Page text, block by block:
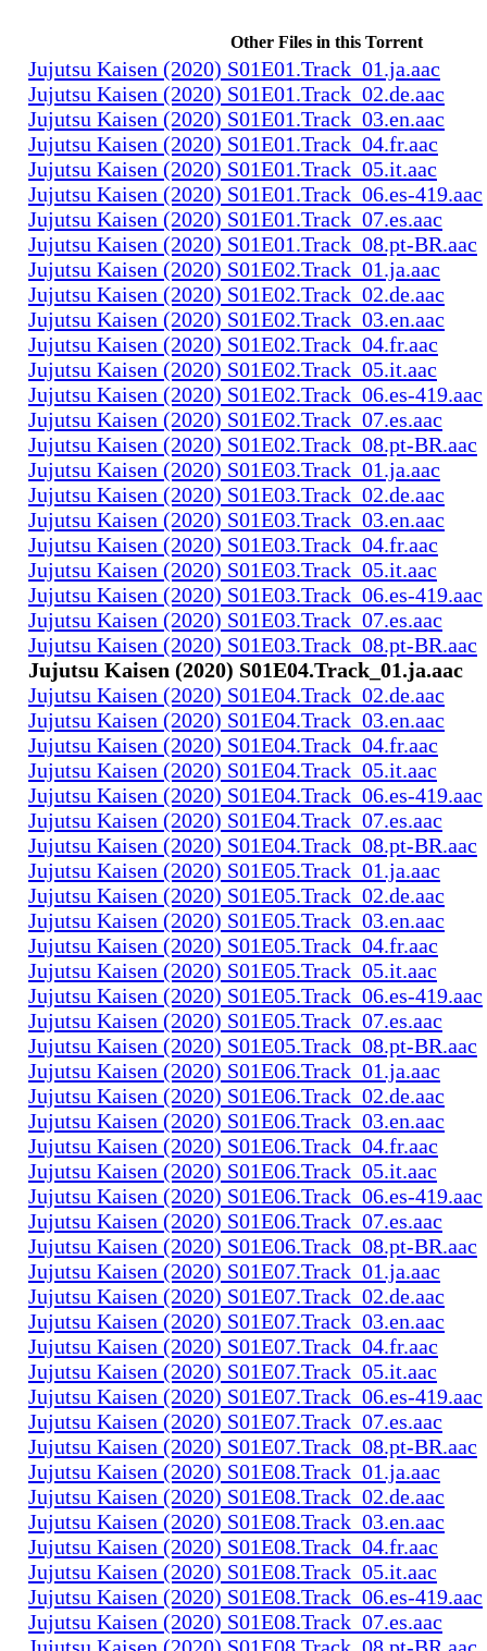
Other Files in this Torrent
Jujutsu Kaisen (2020) S01E01.Track_01.ja.aac
Jujutsu Kaisen (2020) S01E01.Track_02.de.aac
Jujutsu Kaisen (2020) S01E01.Track_03.en.aac
Jujutsu Kaisen (2020) S01E01.Track_04.fr.aac
Jujutsu Kaisen (2020) S01E01.Track_05.it.aac
Jujutsu Kaisen (2020) S01E01.Track_06.es-419.aac
Jujutsu Kaisen (2020) S01E01.Track_07.es.aac
Jujutsu Kaisen (2020) S01E01.Track_08.pt-BR.aac
Jujutsu Kaisen (2020) S01E02.Track_01.ja.aac
Jujutsu Kaisen (2020) S01E02.Track_02.de.aac
Jujutsu Kaisen (2020) S01E02.Track_03.en.aac
Jujutsu Kaisen (2020) S01E02.Track_04.fr.aac
Jujutsu Kaisen (2020) S01E02.Track_05.it.aac
Jujutsu Kaisen (2020) S01E02.Track_06.es-419.aac
Jujutsu Kaisen (2020) S01E02.Track_07.es.aac
Jujutsu Kaisen (2020) S01E02.Track_08.pt-BR.aac
Jujutsu Kaisen (2020) S01E03.Track_01.ja.aac
Jujutsu Kaisen (2020) S01E03.Track_02.de.aac
Jujutsu Kaisen (2020) S01E03.Track_03.en.aac
Jujutsu Kaisen (2020) S01E03.Track_04.fr.aac
Jujutsu Kaisen (2020) S01E03.Track_05.it.aac
Jujutsu Kaisen (2020) S01E03.Track_06.es-419.aac
Jujutsu Kaisen (2020) S01E03.Track_07.es.aac
Jujutsu Kaisen (2020) S01E03.Track_08.pt-BR.aac
Jujutsu Kaisen (2020) S01E04.Track_01.ja.aac
Jujutsu Kaisen (2020) S01E04.Track_02.de.aac
Jujutsu Kaisen (2020) S01E04.Track_03.en.aac
Jujutsu Kaisen (2020) S01E04.Track_04.fr.aac
Jujutsu Kaisen (2020) S01E04.Track_05.it.aac
Jujutsu Kaisen (2020) S01E04.Track_06.es-419.aac
Jujutsu Kaisen (2020) S01E04.Track_07.es.aac
Jujutsu Kaisen (2020) S01E04.Track_08.pt-BR.aac
Jujutsu Kaisen (2020) S01E05.Track_01.ja.aac
Jujutsu Kaisen (2020) S01E05.Track_02.de.aac
Jujutsu Kaisen (2020) S01E05.Track_03.en.aac
Jujutsu Kaisen (2020) S01E05.Track_04.fr.aac
Jujutsu Kaisen (2020) S01E05.Track_05.it.aac
Jujutsu Kaisen (2020) S01E05.Track_06.es-419.aac
Jujutsu Kaisen (2020) S01E05.Track_07.es.aac
Jujutsu Kaisen (2020) S01E05.Track_08.pt-BR.aac
Jujutsu Kaisen (2020) S01E06.Track_01.ja.aac
Jujutsu Kaisen (2020) S01E06.Track_02.de.aac
Jujutsu Kaisen (2020) S01E06.Track_03.en.aac
Jujutsu Kaisen (2020) S01E06.Track_04.fr.aac
Jujutsu Kaisen (2020) S01E06.Track_05.it.aac
Jujutsu Kaisen (2020) S01E06.Track_06.es-419.aac
Jujutsu Kaisen (2020) S01E06.Track_07.es.aac
Jujutsu Kaisen (2020) S01E06.Track_08.pt-BR.aac
Jujutsu Kaisen (2020) S01E07.Track_01.ja.aac
Jujutsu Kaisen (2020) S01E07.Track_02.de.aac
Jujutsu Kaisen (2020) S01E07.Track_03.en.aac
Jujutsu Kaisen (2020) S01E07.Track_04.fr.aac
Jujutsu Kaisen (2020) S01E07.Track_05.it.aac
Jujutsu Kaisen (2020) S01E07.Track_06.es-419.aac
Jujutsu Kaisen (2020) S01E07.Track_07.es.aac
Jujutsu Kaisen (2020) S01E07.Track_08.pt-BR.aac
Jujutsu Kaisen (2020) S01E08.Track_01.ja.aac
Jujutsu Kaisen (2020) S01E08.Track_02.de.aac
Jujutsu Kaisen (2020) S01E08.Track_03.en.aac
Jujutsu Kaisen (2020) S01E08.Track_04.fr.aac
Jujutsu Kaisen (2020) S01E08.Track_05.it.aac
Jujutsu Kaisen (2020) S01E08.Track_06.es-419.aac
Jujutsu Kaisen (2020) S01E08.Track_07.es.aac